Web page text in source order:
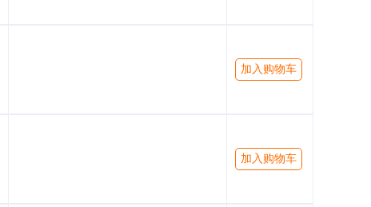
加入购物车
加入购物车